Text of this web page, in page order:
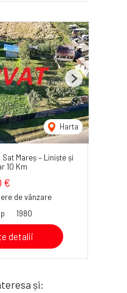
Harta
Next
Mareș – Liniște și
10 Km
€
de vânzare
1980
detalii
și: